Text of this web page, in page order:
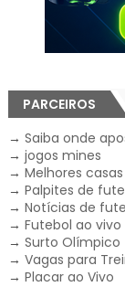
PARCEIROS
→ Saiba onde
→ jogos mines
→ Melhores
→ Palpites de
→ Notícias de
→ Futebol ao vivo
→ Surto Olímpico
→ Vagas para
→ Placar ao Vivo